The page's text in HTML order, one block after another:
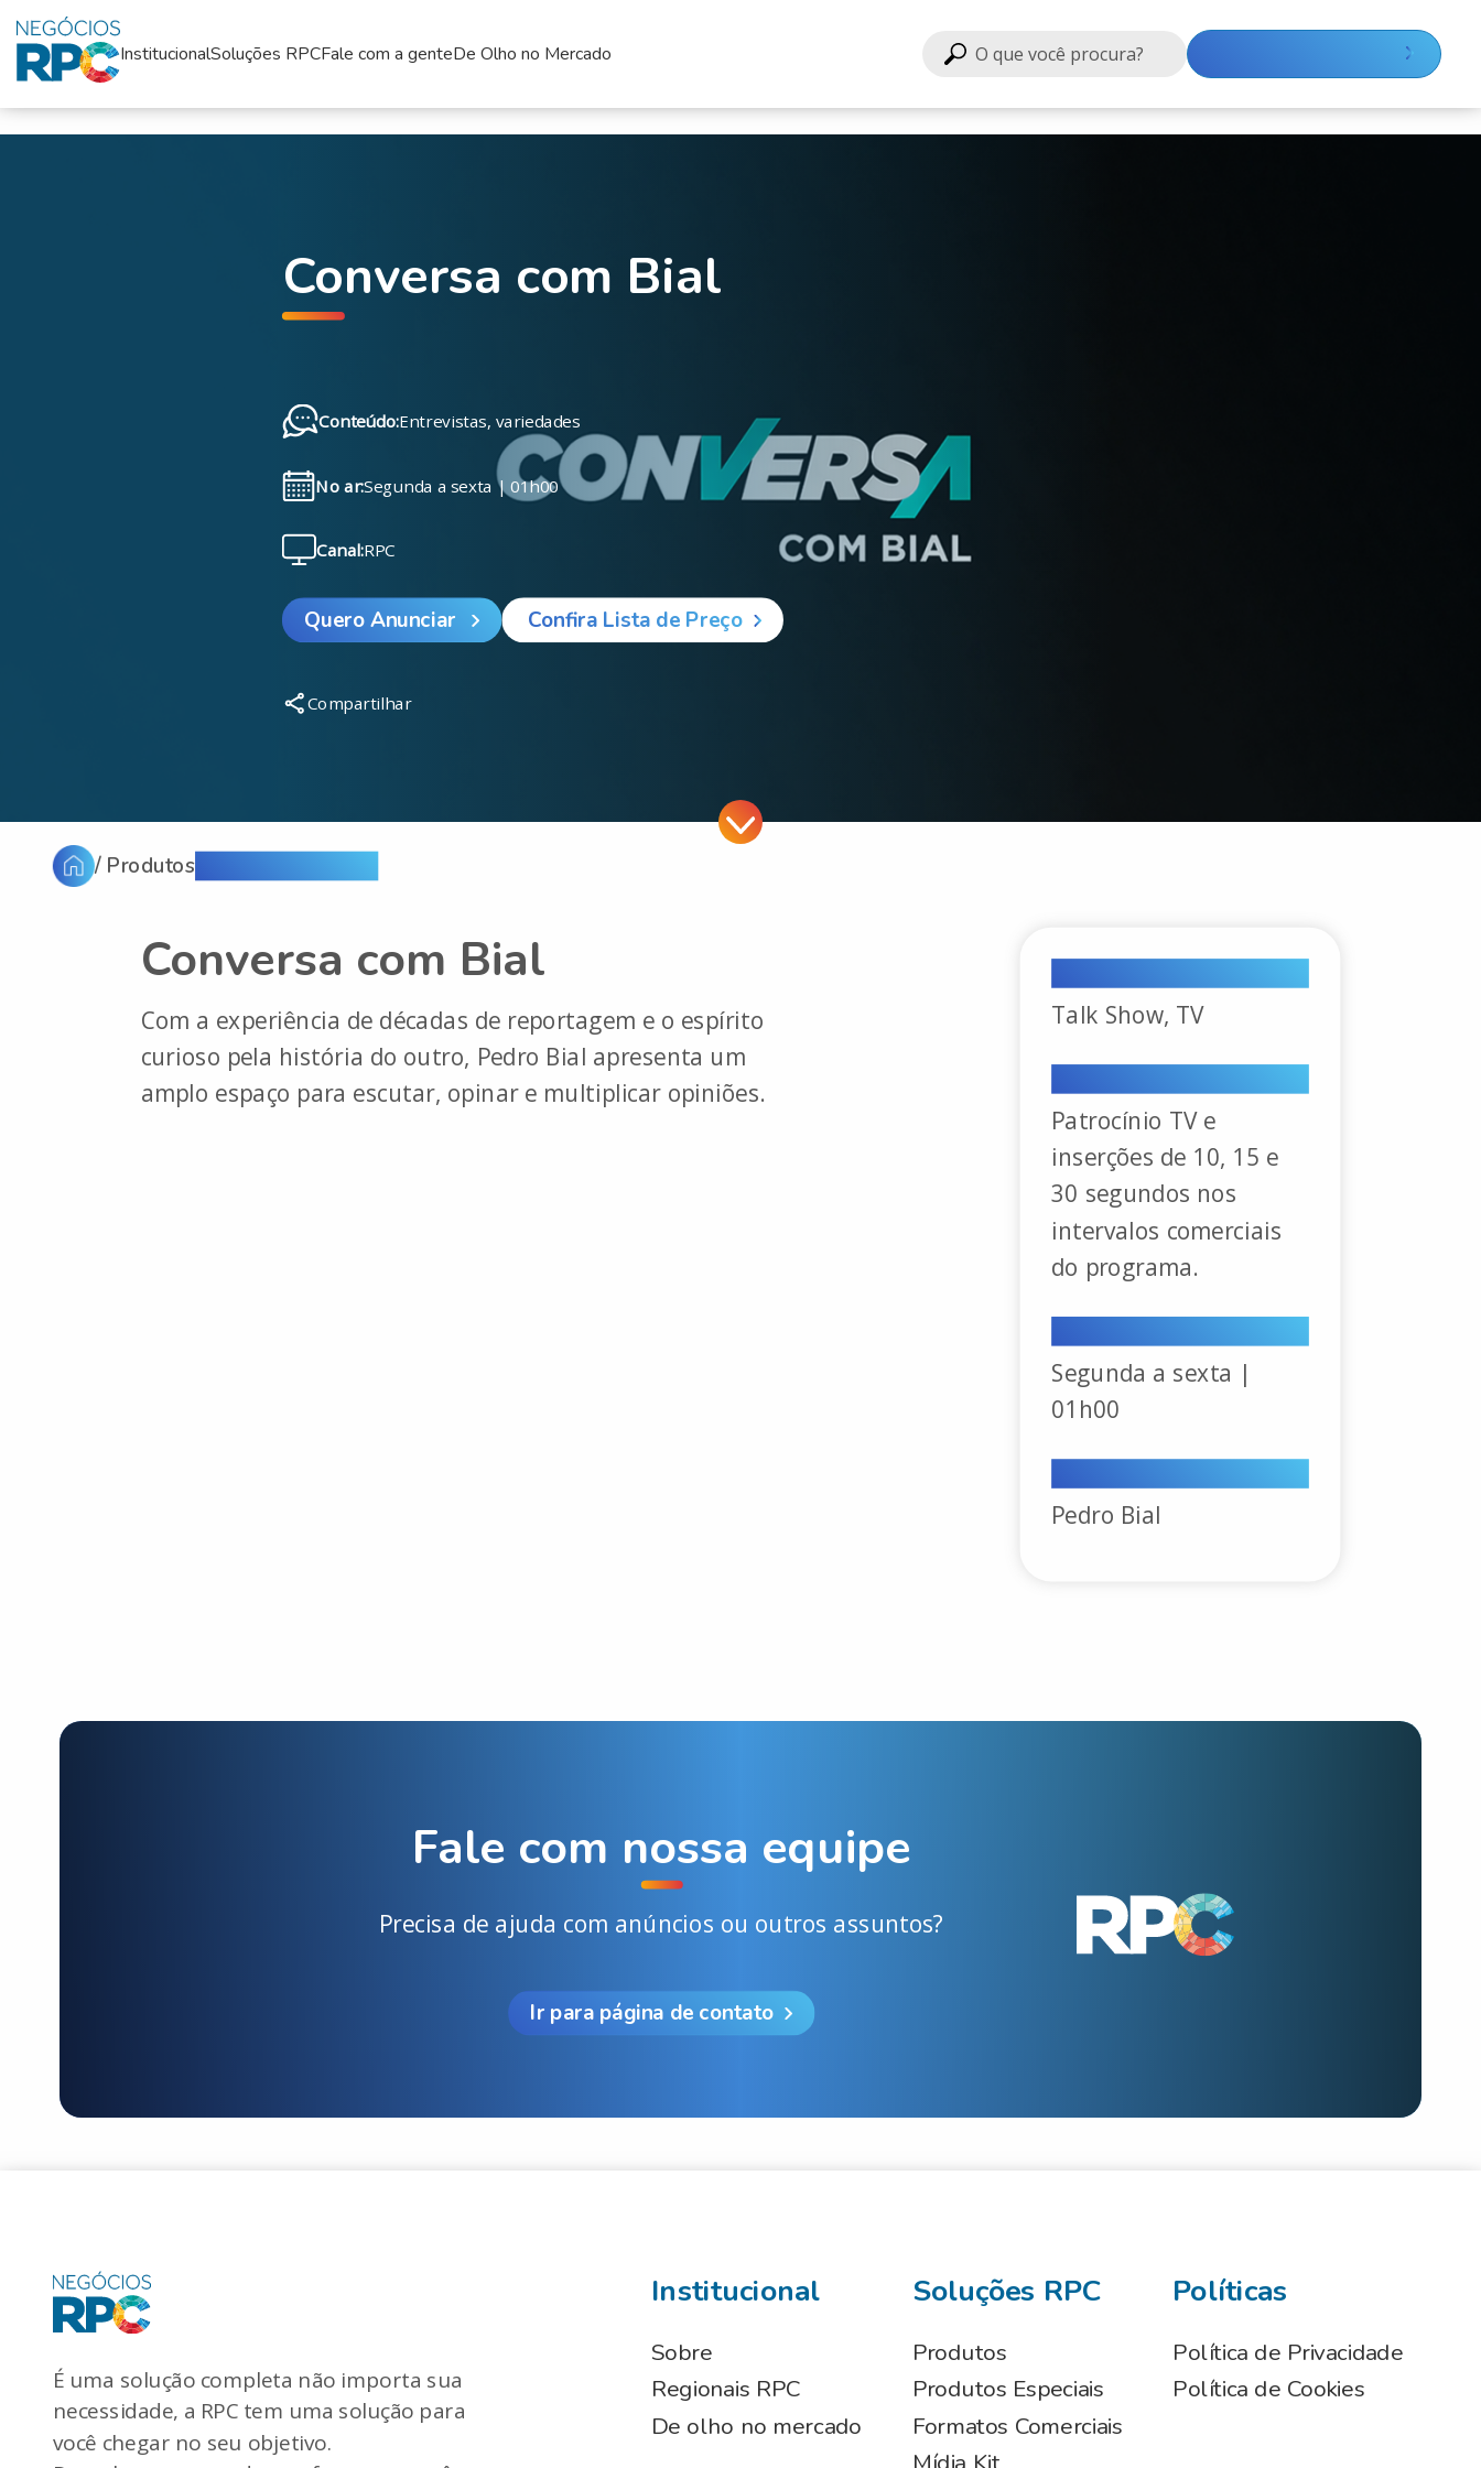
InstitucionalSoluções RPCFale com a genteDe Olho no Mercado
Conversa com Bial
Conteúdo:Entrevistas, variedades
No ar:Segunda a sexta | 01h00
Canal:RPC
Quero Anunciar Confira Lista de Preço
Compartilhar
/ Produtos
Conversa com Bial
Com a experiência de décadas de reportagem e o espírito
curioso pela história do outro, Pedro Bial apresenta um
amplo espaço para escutar, opinar e multiplicar opiniões.
Talk Show, TV
Patrocínio TV e
inserções de 10, 15 e
30 segundos nos
intervalos comerciais
do programa.
Segunda a sexta |
01h00
Pedro Bial
Fale com nossa equipe
Precisa de ajuda com anúncios ou outros assuntos?
Ir para página de contato
É uma solução completa não importa sua
necessidade, a RPC tem uma solução para
você chegar no seu objetivo.
Institucional
Sobre
Regionais RPC
De olho no mercado
Soluções RPC
Produtos
Produtos Especiais
Formatos Comerciais
Políticas
Política de Privacidade
Política de Cookies